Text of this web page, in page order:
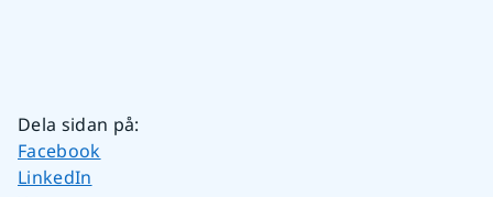
Dela sidan på:
Dela sidan på
Facebook
Dela sidan på
LinkedIn